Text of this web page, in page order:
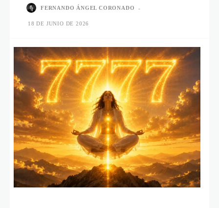
FERNANDO ÁNGEL CORONADO -
18 DE JUNIO DE 2026